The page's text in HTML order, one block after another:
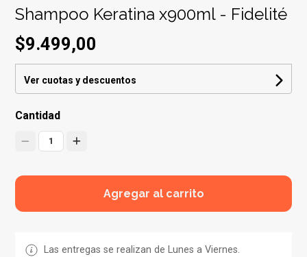
Shampoo Keratina x900ml - Fidelité
$9.499,00
Ver cuotas y descuentos
Cantidad
1
Agregar al carrito
Las entregas se realizan de Lunes a Viernes.